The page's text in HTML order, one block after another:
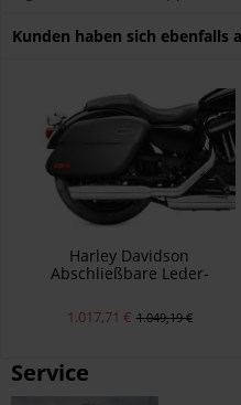
Kunden haben sich ebenfalls
Harley Davidson
Abschließbare Leder-
1.017,71 € 1.049,19 €
Service